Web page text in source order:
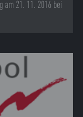
am 21. 11. 2016 bei